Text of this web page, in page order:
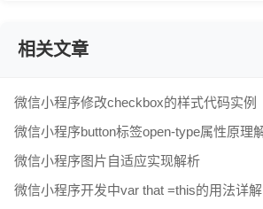
相关文章
微信小程序修改checkbox的样式代码实例
微信小程序button标签open-type属性原理
微信小程序图片自适应实现解析
微信小程序开发中var that =this的用法详解